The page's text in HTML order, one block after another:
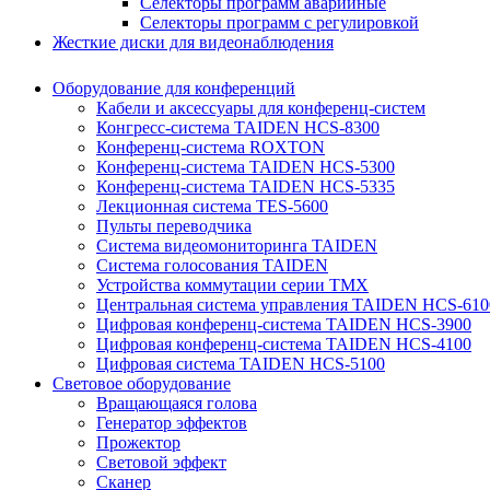
Селекторы программ с регулировкой
Жесткие диски для видеонаблюдения
Оборудование для конференций
Кабели и аксессуары для конференц-систем
Конгресс-система TAIDEN HCS-8300
Конференц-система ROXTON
Конференц-система TAIDEN HCS-5300
Конференц-система TAIDEN HCS-5335
Лекционная система TES-5600
Пульты переводчика
Система видеомониторинга TAIDEN
Система голосования TAIDEN
Устройства коммутации серии TMX
Центральная система управления TAIDEN HCS-
Цифровая конференц-система TAIDEN HCS-3900
Цифровая конференц-система TAIDEN HCS-4100
Цифровая система TAIDEN HCS-5100
Световое оборудование
Вращающаяся голова
Генератор эффектов
Прожектор
Световой эффект
Сканер